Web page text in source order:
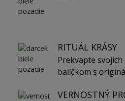
RITUÁL KRÁSY
Prekvapte
balíčkom s
VERNOSTNÝ